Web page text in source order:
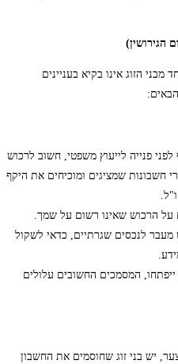
הזוג אינו בקיא בעניינים
פנייה לייעוץ משפטי, חשוב לרכוש
חשבונות שמציגים ומוכיחים את היקף
על הרכוש שאינו רשום על שמך.
לנכסים שגרתיים, כדאי לשקול
המסמכים החשובים עלולים
יש בני זוג שחוסמים את החשבון